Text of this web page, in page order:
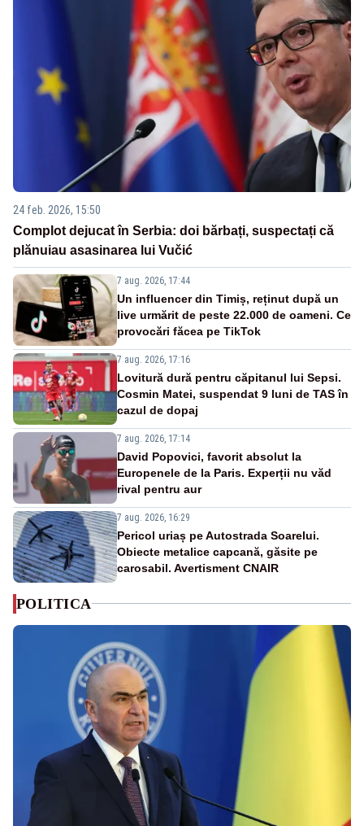
24 feb. 2026, 15:50
Complot dejucat în Serbia: doi bărbați, suspectați că
plănuiau asasinarea lui Vučić
7 aug. 2026, 17:44
Un influencer din Timiș, reținut după un
live urmărit de peste 22.000 de oameni. Ce
provocări făcea pe TikTok
7 aug. 2026, 17:16
Lovitură dură pentru căpitanul lui Sepsi.
Cosmin Matei, suspendat 9 luni de TAS în
cazul de dopaj
7 aug. 2026, 17:14
David Popovici, favorit absolut la
Europenele de la Paris. Experții nu văd
rival pentru aur
7 aug. 2026, 16:29
Pericol uriaș pe Autostrada Soarelui.
Obiecte metalice capcană, găsite pe
carosabil. Avertisment CNAIR
POLITICA